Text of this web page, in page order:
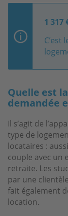
1 317
Quelle est
demandée
Il s’agit de
type de
locataires :
couple avec un
retraite. Les
par une
fait également
location.